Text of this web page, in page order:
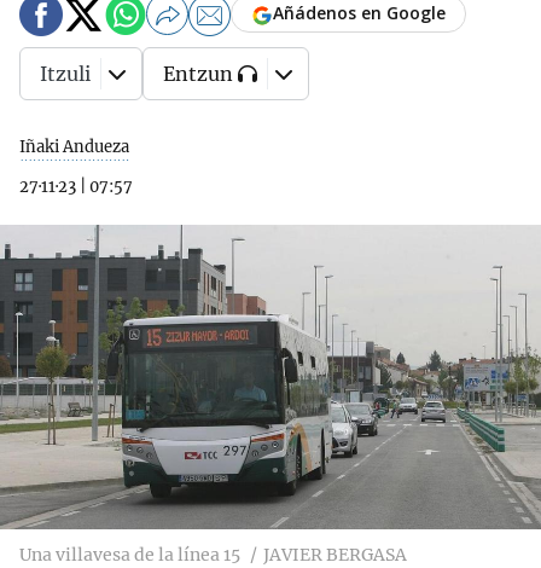
Iñaki Andueza
27·11·23
07:57
Añádenos en Google
Itzuli Entzun
Una villavesa de la línea 15 JAVIER BERGASA